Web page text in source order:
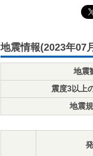
地震情報(2023年07
地震
震度3以上
地震